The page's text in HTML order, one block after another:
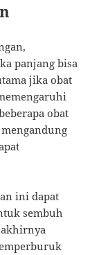
panjang bisa
jika obat
obat
ini dapat
sembuh
akhirnya